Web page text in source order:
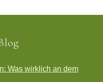
Was wirklich an dem